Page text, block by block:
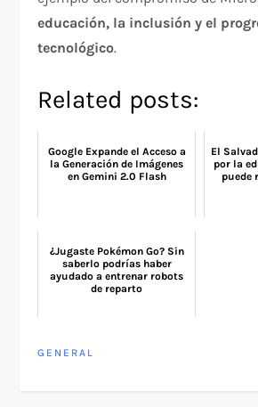
educación, la inclusión y el
tecnológico.
Related posts:
Google Expande el Acceso a
la Generación de Imágenes
en Gemini 2.0 Flash
El
por la
puede
¿Jugaste Pokémon Go? Sin
saberlo podrías haber
ayudado a entrenar robots
de reparto
GENERAL